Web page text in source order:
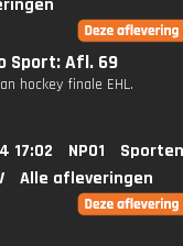
Sport: Afl. 69
hockey finale EHL.
17:02 NPO1
Alle afleveringen